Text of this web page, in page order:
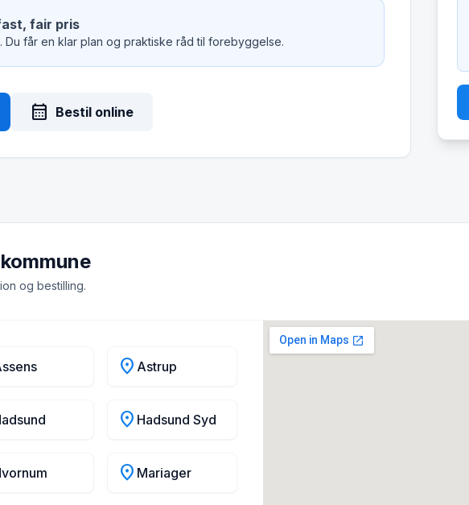
fair pris
får en klar plan og praktiske råd til forebyggelse.
calendar_month Bestil online
og bestilling.
location_on Astrup
location_on Hadsund Syd
location_on Mariager